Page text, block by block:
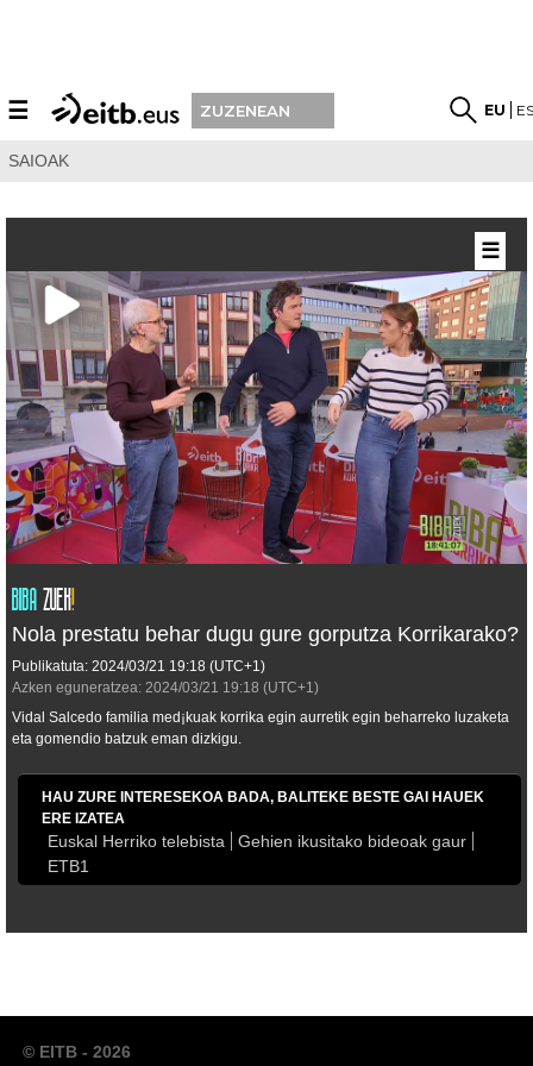
☰ ZUZENEAN EU
SAIOAK
Nola prestatu behar dugu gure gorputza Korrikarako?
Publikatuta: 2024/03/21 19:18 (UTC+1)
Azken eguneratzea: 2024/03/21 19:18 (UTC+1)
Vidal Salcedo familia med¡kuak korrika egin aurretik egin beharreko luzaketa
eta gomendio batzuk eman dizkigu.
HAU ZURE INTERESEKOA BADA, BALITEKE BESTE GAI HAUEK
ERE IZATEA
Euskal Herriko telebista
Gehien ikusitako bideoak gaur
ETB1
☰
© EITB - 2026